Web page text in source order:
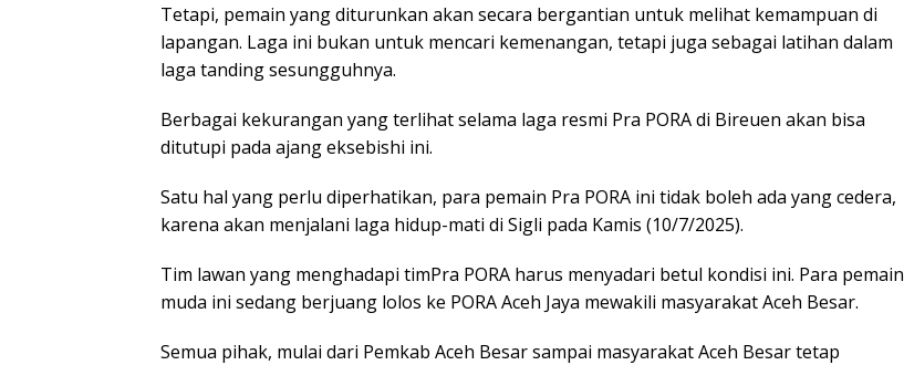
Tetapi, pemain yang diturunkan akan secara bergantian untuk melihat kemampuan di
lapangan. Laga ini bukan untuk mencari kemenangan, tetapi juga sebagai latihan dalam
laga tanding sesungguhnya.
Berbagai kekurangan yang terlihat selama laga resmi Pra PORA di Bireuen akan bisa
ditutupi pada ajang eksebishi ini.
Satu hal yang perlu diperhatikan, para pemain Pra PORA ini tidak boleh ada yang cedera,
karena akan menjalani laga hidup-mati di Sigli pada Kamis (10/7/2025).
Tim lawan yang menghadapi timPra PORA harus menyadari betul kondisi ini. Para pemain
muda ini sedang berjuang lolos ke PORA Aceh Jaya mewakili masyarakat Aceh Besar.
Semua pihak, mulai dari Pemkab Aceh Besar sampai masyarakat Aceh Besar tetap